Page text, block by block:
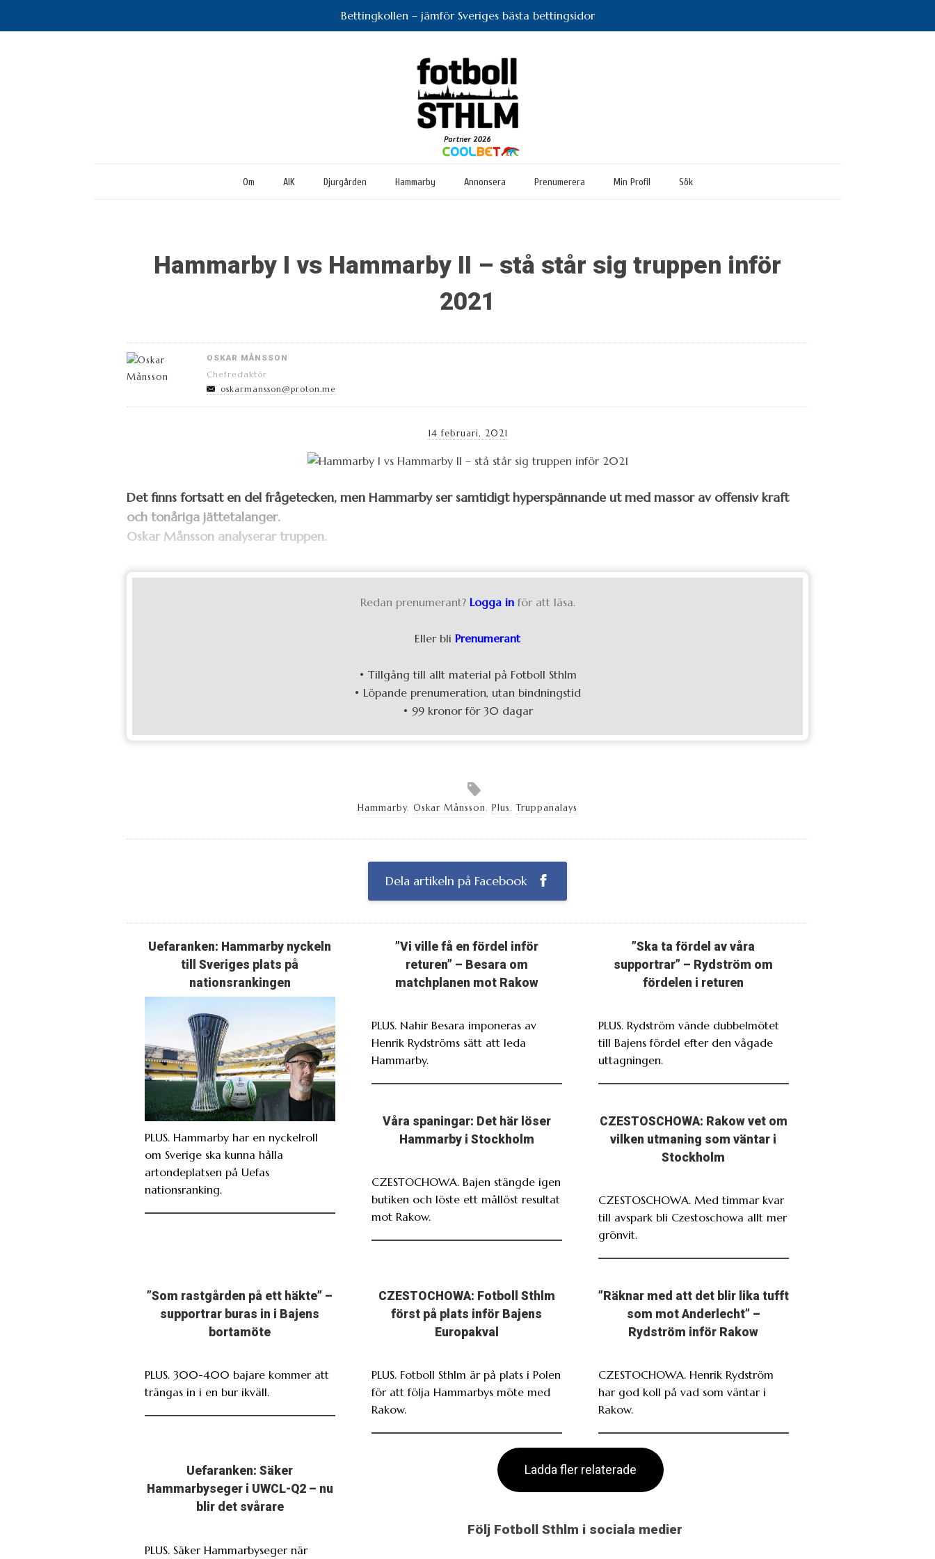
Bettingkollen – jämför Sveriges bästa bettingsidor
Om AIK Djurgården Hammarby Annonsera Prenumerera Min Profil Sök
Hammarby I vs Hammarby II – stå står sig truppen inför
2021
OSKAR MÅNSSON
Chefredaktör
oskarmansson@proton.me
14 februari, 2021
Det finns fortsatt en del frågetecken, men Hammarby ser samtidigt hyperspännande ut med massor av offensiv kraft
och tonåriga jättetalanger.
Oskar Månsson analyserar truppen.
Redan prenumerant? Logga in för att läsa.
Eller bli Prenumerant
• Tillgång till allt material på Fotboll Sthlm
• Löpande prenumeration, utan bindningstid
• 99 kronor för 30 dagar
Hammarby, Oskar Månsson, Plus,Truppanalays
Dela artikeln på Facebook
Uefaranken: Hammarby nyckeln
till Sveriges plats på
nationsrankingen
PLUS. Hammarby har en nyckelroll
om Sverige ska kunna hålla
artondeplatsen på Uefas
nationsranking.
”Vi ville få en fördel inför
returen” – Besara om
matchplanen mot Rakow
PLUS. Nahir Besara imponeras av
Henrik Rydströms sätt att leda
Hammarby.
”Ska ta fördel av våra
supportrar” – Rydström om
fördelen i returen
PLUS. Rydström vände dubbelmötet
till Bajens fördel efter den vågade
uttagningen.
Våra spaningar: Det här löser
Hammarby i Stockholm
CZESTOCHOWA. Bajen stängde igen
butiken och löste ett mållöst resultat
mot Rakow.
CZESTOSCHOWA: Rakow vet om
vilken utmaning som väntar i
Stockholm
CZESTOSCHOWA. Med timmar kvar
till avspark bli Czestoschowa allt mer
grönvit.
”Som rastgården på ett häkte” –
supportrar buras in i Bajens
bortamöte
PLUS. 300-400 bajare kommer att
trängas in i en bur ikväll.
CZESTOCHOWA: Fotboll Sthlm
först på plats inför Bajens
Europakval
PLUS. Fotboll Sthlm är på plats i Polen
för att följa Hammarbys möte med
Rakow.
”Räknar med att det blir lika tufft
som mot Anderlecht” –
Rydström inför Rakow
CZESTOCHOWA. Henrik Rydström
har god koll på vad som väntar i
Rakow.
Uefaranken: Säker
Hammarbyseger i UWCL-Q2 – nu
blir det svårare
PLUS. Säker Hammarbyseger när
Ladda fler relaterade
Följ Fotboll Sthlm i sociala medier